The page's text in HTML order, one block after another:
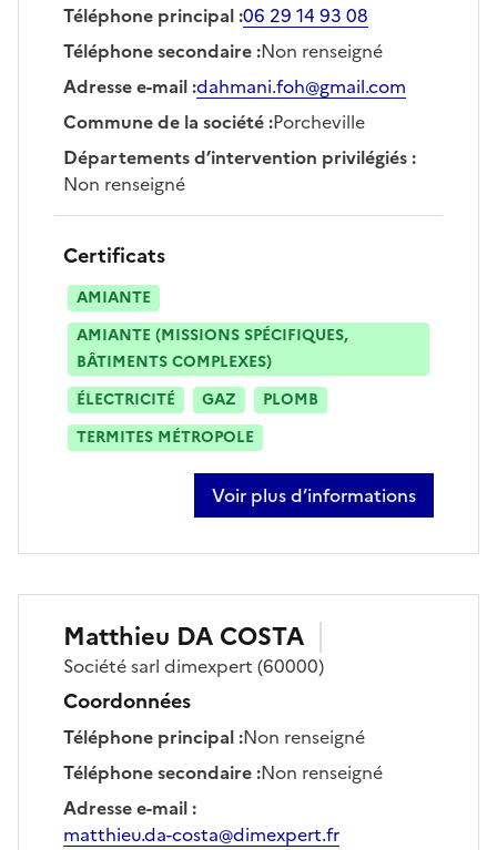
Téléphone principal:06 29 14 93 08
Téléphone secondaire:Non renseigné
Adresse e-mail:dahmani.foh@gmail.com
Commune de la société:Porcheville
Départements d’intervention privilégiés:
Non renseigné
Certificats
AMIANTE
AMIANTE (MISSIONS SPÉCIFIQUES,
BÂTIMENTS COMPLEXES)
ÉLECTRICITÉ
GAZ
PLOMB
TERMITES MÉTROPOLE
Voir plus d’informations
sur lotfi dahmani
Matthieu DA COSTA
Sociétésarl dimexpert (60000)
Coordonnées
Téléphone principal:Non renseigné
Téléphone secondaire:Non renseigné
Adresse e-mail:
matthieu.da-costa@dimexpert.fr